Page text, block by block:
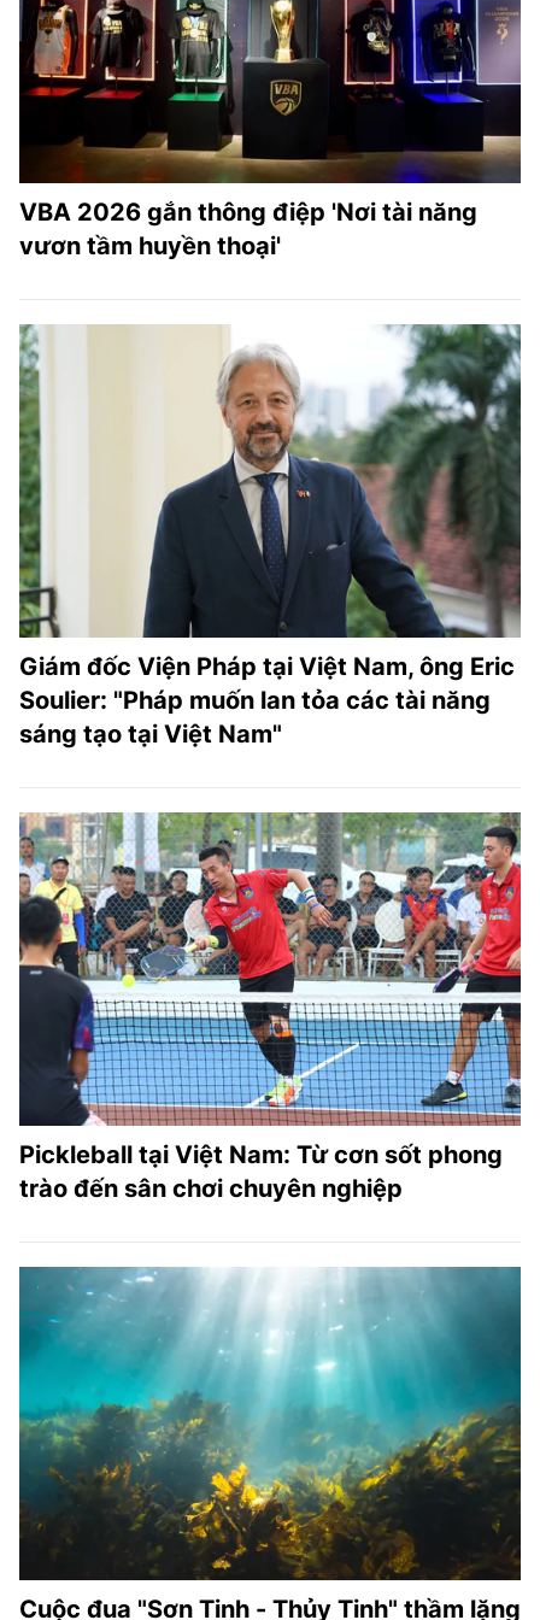
TRA CỨU PHƯỜNG XÃ
CỐNG HIẾN
LIÊN HỆ QUẢNG CÁO
Điện thoại: 024.38254756
MẠNG XÃ HỘI
VBA 2026 gắn thông điệp 'Nơi tài năng
vươn tầm huyền thoại'
Giám đốc Viện Pháp tại Việt Nam, ông Eric
Soulier: "Pháp muốn lan tỏa các tài năng
sáng tạo tại Việt Nam"
Pickleball tại Việt Nam: Từ cơn sốt phong
trào đến sân chơi chuyên nghiệp
Cuộc đua "Sơn Tinh - Thủy Tinh" thầm lặng